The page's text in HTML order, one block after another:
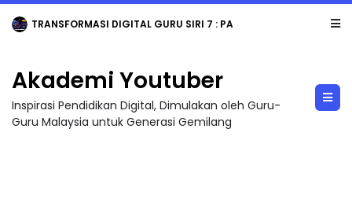
TRANSFORMASI DIGITAL GURU SIRI 7 : PAHLAWAN DIGITAL PENYELAMAT DUNIA
Akademi Youtuber
Inspirasi Pendidikan Digital, Dimulakan oleh Guru-
Guru Malaysia untuk Generasi Gemilang